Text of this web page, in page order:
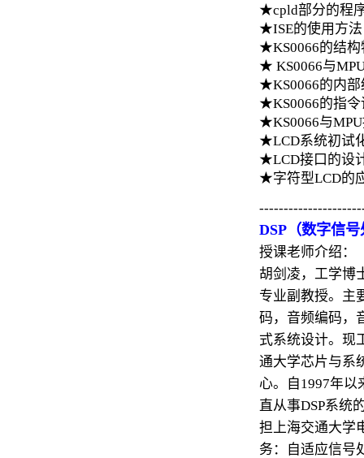
★cpld部分的程
★ISE的使用方
★KS0066的结构
★ KS0066与
★KS0066的内部
★KS0066的指令
★KS0066与
★LCD系统初试
★LCD接口的设
★字符型LCD的
DSP（数字信
授课老师介绍：
胡剑凌，工学博
专业副教授。主
码，音频编码，
式系统设计。现
通大学芯片与系
心。自1997年以
直从事DSP系统
担上海交通大学
务：自适应信号